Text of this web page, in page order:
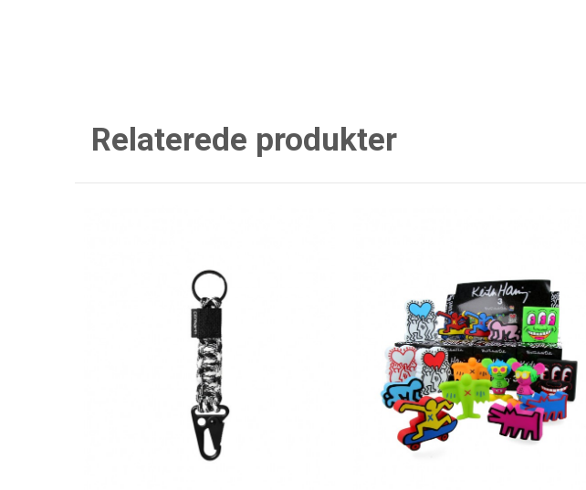
Relaterede produkter